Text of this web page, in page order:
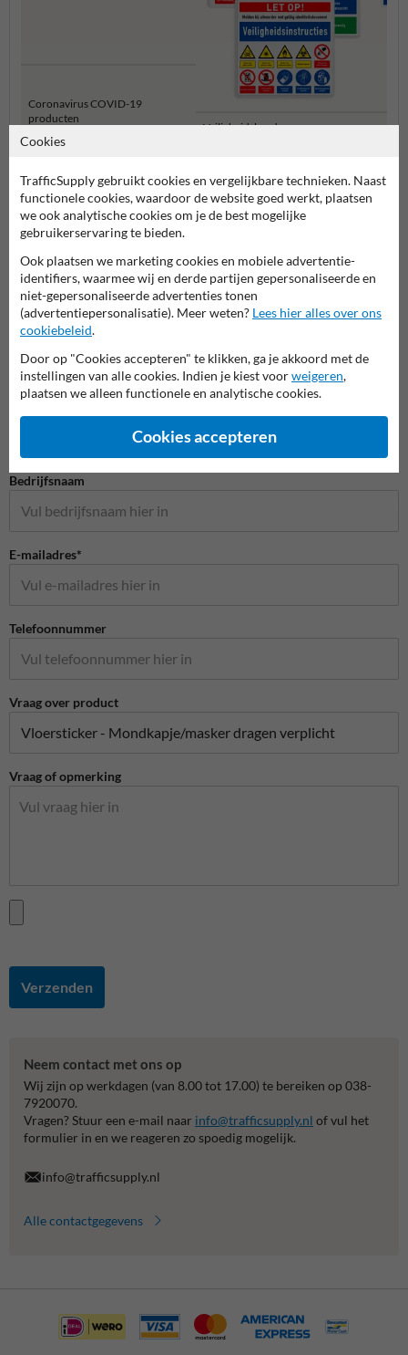
Coronavirus COVID-19
producten
Veiligheidsborden voor
Veiligheidsborden
Stel je vraag aan Veiligheidsbord.nl
Bedrijfsnaam
E-mailadres*
Telefoonnummer
Vraag over product
Vraag of opmerking
Verzenden
Neem contact met ons op
Wij zijn op werkdagen (van 8.00 tot 17.00) te bereiken op 038-
7920070.
Vragen? Stuur een e-mail naar info@trafficsupply.nl of vul het
formulier in en we reageren zo spoedig mogelijk.
info@trafficsupply.nl
Alle contactgegevens
Cookies
TrafficSupply gebruikt cookies en vergelijkbare technieken. Naast
functionele cookies, waardoor de website goed werkt, plaatsen
we ook analytische cookies om je de best mogelijke
gebruikerservaring te bieden.
Ook plaatsen we marketing cookies en mobiele advertentie-
identifiers, waarmee wij en derde partijen gepersonaliseerde en
niet-gepersonaliseerde advertenties tonen
(advertentiepersonalisatie). Meer weten? Lees hier alles over ons
cookiebeleid.
Door op "Cookies accepteren" te klikken, ga je akkoord met de
instellingen van alle cookies. Indien je kiest voorweigeren,
plaatsen we alleen functionele en analytische cookies.
Cookies accepteren